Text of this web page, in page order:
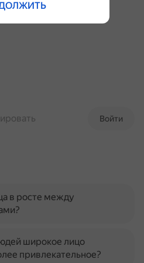
Войти
в росте между
широкое лицо
привлекательное?